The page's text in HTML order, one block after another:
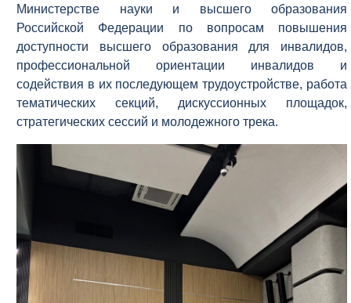
Министерстве науки и высшего образования
Российской Федерации по вопросам повышения
доступности высшего образования для инвалидов,
профессиональной ориентации инвалидов и
содействия в их последующем трудоустройстве, работа
тематических секций, дискуссионных площадок,
стратегических сессий и молодежного трека.